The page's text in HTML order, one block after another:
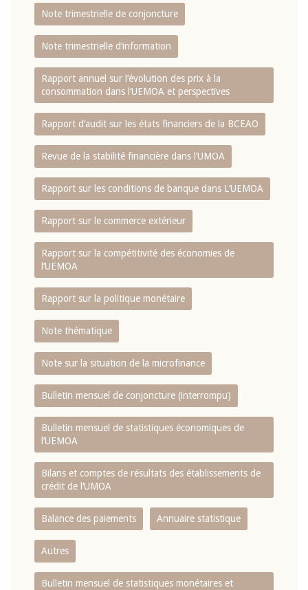
Note trimestrielle de conjoncture
Note trimestrielle d‘information
Rapport annuel sur l‘évolution des prix à la
consommation dans l‘UEMOA et perspectives
Rapport d‘audit sur les états financiers de la BCEAO
Revue de la stabilité financière dans l‘UMOA
Rapport sur les conditions de banque dans L‘UEMOA
Rapport sur le commerce extérieur
Rapport sur la compétitivité des économies de
l‘UEMOA
Rapport sur la politique monétaire
Note thématique
Note sur la situation de la microfinance
Bulletin mensuel de conjoncture (interrompu)
Bulletin mensuel de statistiques économiques de
l‘UEMOA
Bilans et comptes de résultats des établissements de
crédit de l‘UMOA
Balance des paiements Annuaire statistique
Autres
Bulletin mensuel de statistiques monétaires et